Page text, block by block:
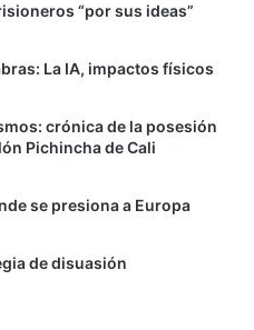
“por sus ideas”
La IA, impactos físicos
crónica de la posesión
Pichincha de Cali
se presiona a Europa
de disuasión